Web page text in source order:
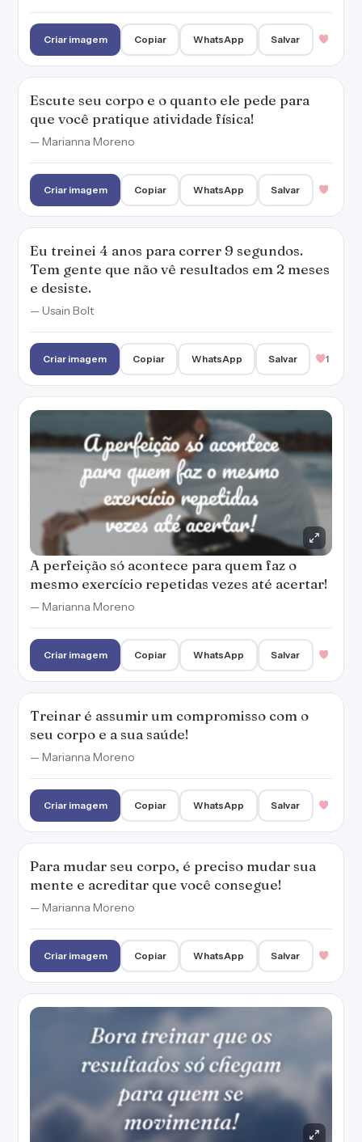
Criar imagem Copiar WhatsApp Salvar
Escute seu corpo e o quanto ele pede para
que você pratique atividade física!
— Marianna Moreno
Criar imagem Copiar WhatsApp Salvar
Eu treinei 4 anos para correr 9 segundos.
Tem gente que não vê resultados em 2 meses
e desiste.
— Usain Bolt
Criar imagem Copiar WhatsApp Salvar 1
A perfeição só acontece para quem faz o
mesmo exercício repetidas vezes até acertar!
— Marianna Moreno
Criar imagem Copiar WhatsApp Salvar
Treinar é assumir um compromisso com o
seu corpo e a sua saúde!
— Marianna Moreno
Criar imagem Copiar WhatsApp Salvar
Para mudar seu corpo, é preciso mudar sua
mente e acreditar que você consegue!
— Marianna Moreno
Criar imagem Copiar WhatsApp Salvar